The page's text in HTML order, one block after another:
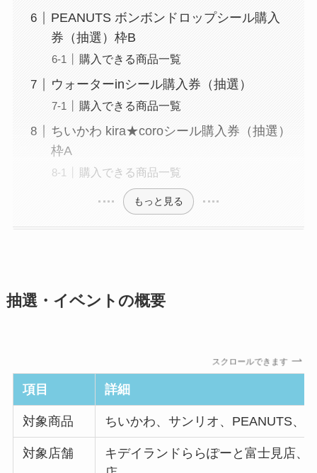
PEANUTS ボンボンドロップシール購入
券（抽選）枠B
購入できる商品一覧
ウォーターinシール購入券（抽選）
購入できる商品一覧
ちいかわ kira★coroシール購入券（抽選）
枠A
購入できる商品一覧
もっと見る
抽選・イベントの概要
スクロールできます
項目 詳細
対象商品 ちいかわ、サンリオ、PEANUTS、
対象店舗
キデイランドららぽーと富士見店、